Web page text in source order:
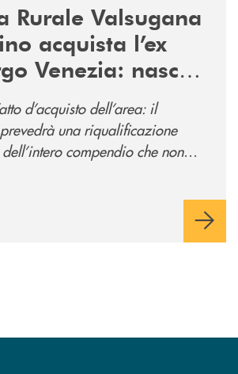
Rurale Valsugana
acquista l’ex
Venezia: nasce
polo
della banca
della
d’acquisto dell’area: il
una riqualificazione
compendio che non